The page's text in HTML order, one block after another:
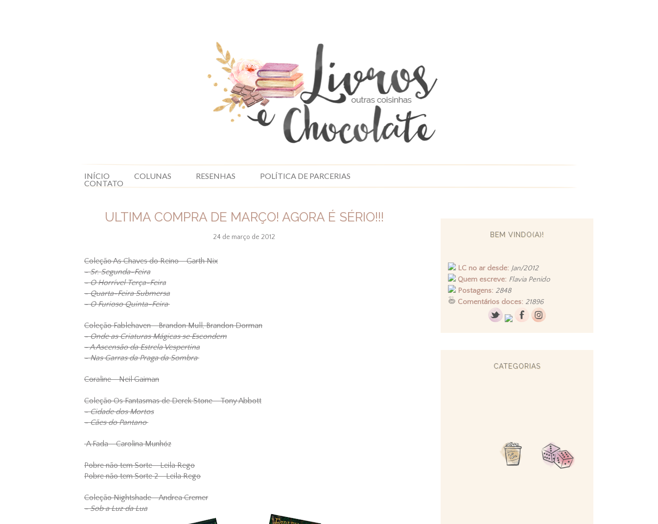
INÍCIO COLUNAS RESENHAS POLÍTICA DE PARCERIAS
CONTATO
ULTIMA COMPRA DE MARÇO! AGORA É SÉRIO!!!
24 de março de 2012
Coleção As Chaves do Reino - Garth Nix
- Sr. Segunda-Feira
- O Horrível Terça-Feira
- Quarta-Feira Submersa
- O Furioso Quinta-Feira
Coleção Fablehaven - Brandon Mull, Brandon Dorman
- Onde as Criaturas Mágicas se Escondem
- A Ascensão da Estrela Vespertina
- Nas Garras da Praga da Sombra
Coraline - Neil Gaiman
Coleção Os Fantasmas de Derek Stone - Tony Abbott
- Cidade dos Mortos
- Cães do Pantano
A Fada - Carolina Munhóz
Pobre não tem Sorte - Leila Rego
Pobre não tem Sorte 2 - Leila Rego
Coleção Nightshade - Andrea Cremer
- Sob a Luz da Lua
BEM VINDO(A)!
LC no ar desde: Jan/2012
Quem escreve: Flavia Penido
Postagens: 2848
Comentários doces: 21896
CATEGORIAS